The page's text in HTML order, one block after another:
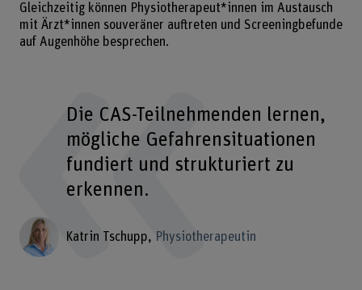
Gleichzeitig können Physiotherapeut*innen im Austausch
mit Ärzt*innen souveräner auftreten und Screeningbefunde
auf Augenhöhe besprechen.
Die CAS-Teilnehmenden lernen,
mögliche Gefahrensituationen
fundiert und strukturiert zu
erkennen.
Katrin Tschupp Physiotherapeutin